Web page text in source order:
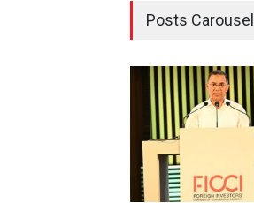
Posts Carousel